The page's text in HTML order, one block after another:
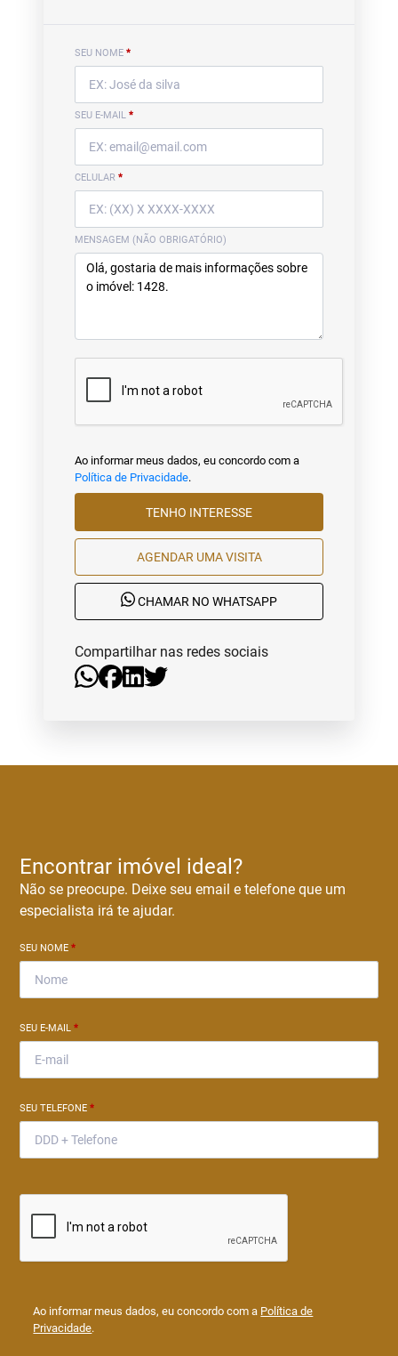
SEU NOME *
SEU E-MAIL *
CELULAR *
MENSAGEM (NÃO OBRIGATÓRIO)
Ao informar meus dados, eu concordo com a
Política de Privacidade.
TENHO INTERESSE
AGENDAR UMA VISITA
CHAMAR NO WHATSAPP
Compartilhar nas redes sociais
Encontrar imóvel ideal?
Não se preocupe. Deixe seu email e telefone que um
especialista irá te ajudar.
SEU NOME*
SEU E-MAIL*
SEU TELEFONE*
Ao informar meus dados, eu concordo com a Política de
Privacidade.